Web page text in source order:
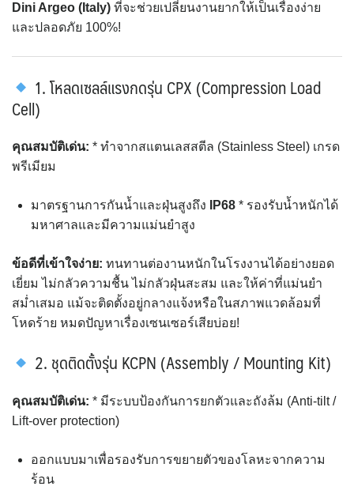
Dini Argeo (Italy) ที่จะช่วยเปลี่ยนงานยากให้เป็นเรื่องง่าย
และปลอดภัย 100%!
1. โหลดเซลล์แรงกดรุ่น CPX (Compression Load
Cell)
คุณสมบัติเด่น: * ทำจากสแตนเลสสตีล (Stainless Steel) เกรด
พรีเมียม
มาตรฐานการกันน้ำและฝุ่นสูงถึง IP68 * รองรับน้ำหนักได้
มหาศาลและมีความแม่นยำสูง
ข้อดีที่เข้าใจง่าย: ทนทานต่องานหนักในโรงงานได้อย่างยอด
เยี่ยม ไม่กลัวความชื้น ไม่กลัวฝุ่นสะสม และให้ค่าที่แม่นยำ
สม่ำเสมอ แม้จะติดตั้งอยู่กลางแจ้งหรือในสภาพแวดล้อมที่
โหดร้าย หมดปัญหาเรื่องเซนเซอร์เสียบ่อย!
2. ชุดติดตั้งรุ่น KCPN (Assembly / Mounting Kit)
คุณสมบัติเด่น: * มีระบบป้องกันการยกตัวและถังล้ม (Anti-tilt /
Lift-over protection)
ออกแบบมาเพื่อรองรับการขยายตัวของโลหะจากความ
ร้อน